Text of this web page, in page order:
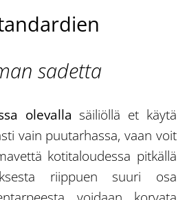
sadetta
olevalla säiliöllä et käytä
vain puutarhassa, vaan voit
kotitaloudessa pitkällä
riippuen suuri osa